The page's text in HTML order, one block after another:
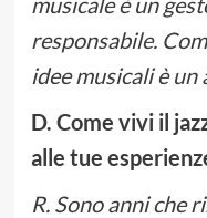
responsabile.
idee musicali è
D. Come vivi il
alle tue
R. Sono anni che